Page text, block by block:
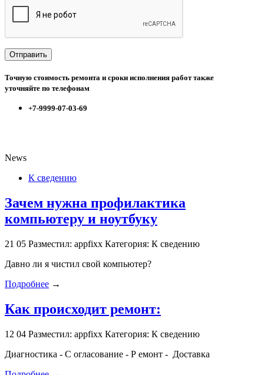
Точную стоимость ремонта и сроки исполнения работ также
уточняйте по телефонам
+7-9999-07-03-69
News
К сведению
Зачем нужна профилактика
компьютеру и ноутбуку
21 05 Разместил: appfixx Категория: К сведению
Давно ли я чистил свой компьютер?
Подробнее →
Как происходит ремонт:
12 04 Разместил: appfixx Категория: К сведению
Диагностика - С огласование - Р емонт - Доставка